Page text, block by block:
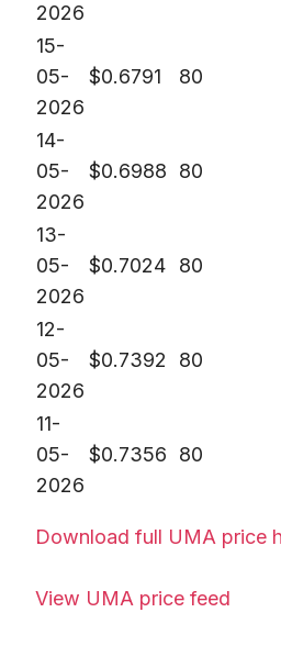
2026
15-
05-
2026
$0.6791 80
14-
05-
2026
$0.6988 80
13-
05-
2026
$0.7024 80
12-
05-
2026
$0.7392 80
11-
05-
2026
$0.7356 80
Download full UMA price
View UMA price feed